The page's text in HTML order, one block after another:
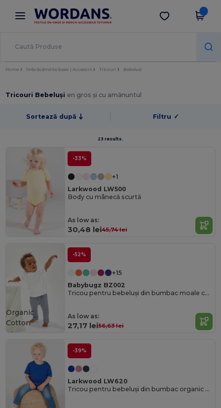
× Aplicația Wordans
Prețuri mai bune în aplicație!
Descarcă app
Home Îmbrăcăminte basic | Accesorii Tricouri Bebeluși
Tricouri Bebeluși en gros și cu amănuntul
Sortează după Filtru ✓
23 results.
-33%
+1
Larkwood LW500
Body cu mânecă scurtă
As low as:
30,48 lei45,74 lei
-52%
+15
Babybugz BZ002
Tricou pentru bebeluși din bumbac moale cu capse pe umăr
As low as:
27,17 lei56,63 lei
Organic
Cotton
-39%
Larkwood LW620
Tricou pentru bebeluși din bumbac organic Larkwood